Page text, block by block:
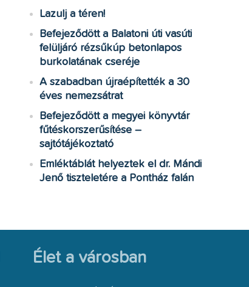
Lazulj a téren!
Befejeződött a Balatoni úti vasúti
felüljáró rézsűkúp betonlapos
burkolatának cseréje
A szabadban újraépítették a 30
éves nemezsátrat
Befejeződött a megyei könyvtár
fűtéskorszerűsítése –
sajtótájékoztató
Emléktáblát helyeztek el dr. Mándi
Jenő tiszteletére a Pontház falán
Élet a városban